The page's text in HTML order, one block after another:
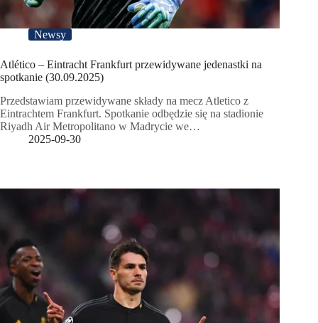
Newsy
Atlético – Eintracht Frankfurt przewidywane jedenastki na
spotkanie (30.09.2025)
Przedstawiam przewidywane składy na mecz Atletico z
Eintrachtem Frankfurt. Spotkanie odbędzie się na stadionie
Riyadh Air Metropolitano w Madrycie we…
2025-09-30